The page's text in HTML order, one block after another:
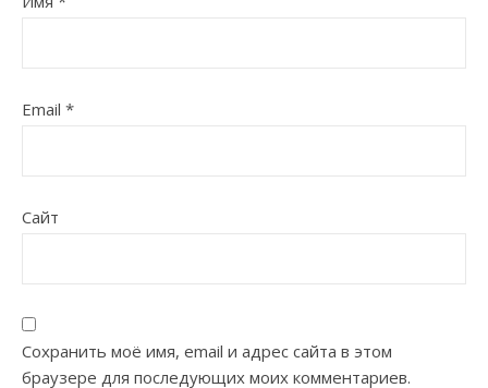
Email *
Сайт
Сохранить моё имя, email и адрес сайта в этом
браузере для последующих моих комментариев.